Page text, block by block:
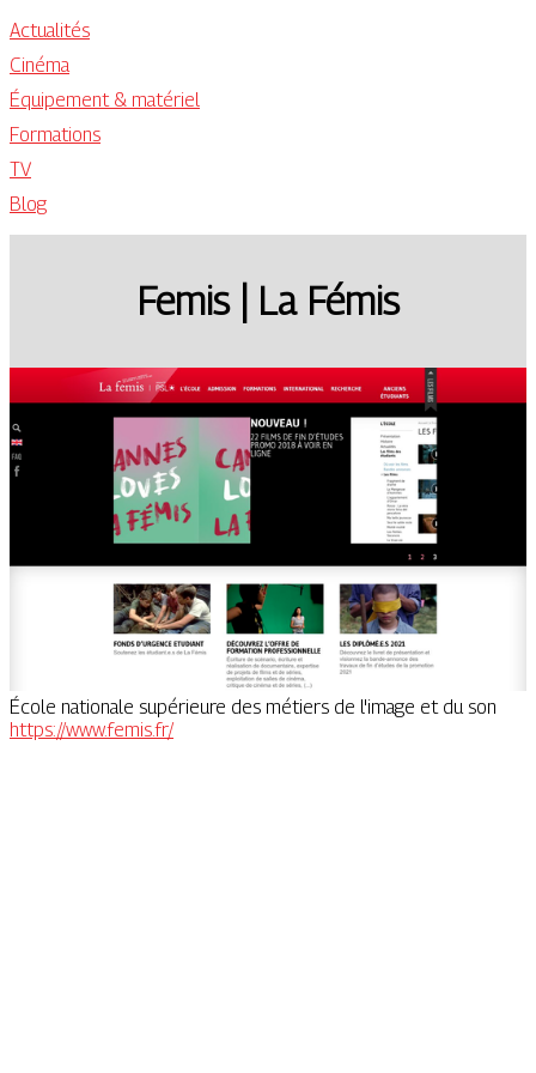
Actualités
Cinéma
Équipement & matériel
Formations
TV
Blog
Femis | La Fémis
École nationale supérieure des métiers de l'image et du son
https://www.femis.fr/